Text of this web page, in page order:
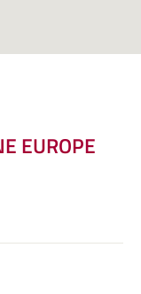
EUROPE